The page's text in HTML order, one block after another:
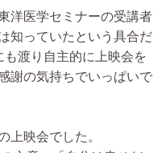
洋医学セミナーの受講者
知っていたという具合だ
渡り自主的に上映会を
謝の気持ちでいっぱいで
上映会でした。